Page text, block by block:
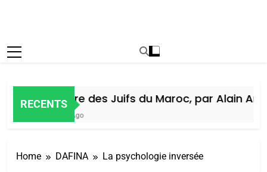
RECENTS
Histoire des Juifs du Maroc, par Alain
5 Jours Ago
Home DAFINA La psychologie inversée